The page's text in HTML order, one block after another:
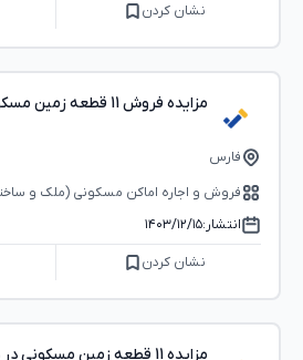
نشان کردن
مزایده فروش 11 قطعه زمین مسکونی در شهر دبیران
فارس
فروش و اجاره اماکن مسکونی (ملک و
انتشار:۱۴۰۳/۱۲/۱۵
نشان کردن
مزایده 11 قطعه زمین مسکونی در دبیران